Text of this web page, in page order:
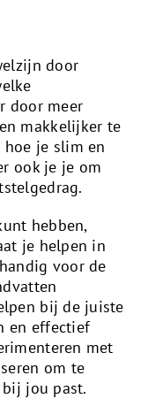
door
door meer
makkelijker te
hoe je slim en
ook je je om
hebben,
je helpen in
voor de
bij de juiste
en effectief
met
om te
jou past.